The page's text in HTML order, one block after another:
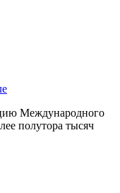
Международного
полутора тысяч